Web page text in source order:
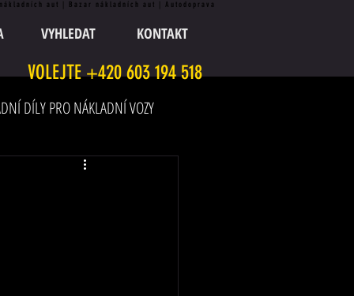
VYHLEDAT KONTAKT
VOLEJTE +420 603 194 518
aut | Bazar nákladních aut | Autodoprava
DÍLY PRO NÁKLADNÍ VOZY